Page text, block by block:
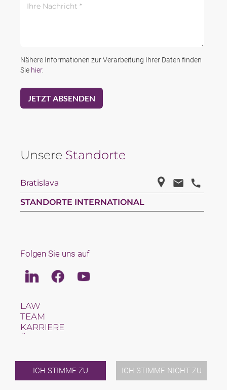
ICH STIMME ZU ICH STIMME NICHT ZU
Nähere Informationen zur Verarbeitung Ihrer Daten finden
Sie hier.
Unsere Standorte
Bratislava
STANDORTE INTERNATIONAL
Folgen Sie uns auf
LinkedinFacebookYoutube
LAW
TEAM
KARRIERE
NEWS & JUSFUL
VERANSTALTUNGEN
KONTAKT